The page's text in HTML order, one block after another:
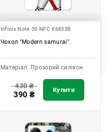
Infinix Note 30 NFC X6833B
Чохол "Modern samurai"
Матеріал: Прозорий силікон
430₴
390 ₴ Купити